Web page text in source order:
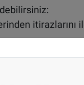
itirazlarını
kullanabilir: